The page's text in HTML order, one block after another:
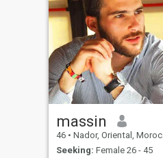
massin
46 • Nador, Oriental, Morocco
Seeking: Female 26 - 45